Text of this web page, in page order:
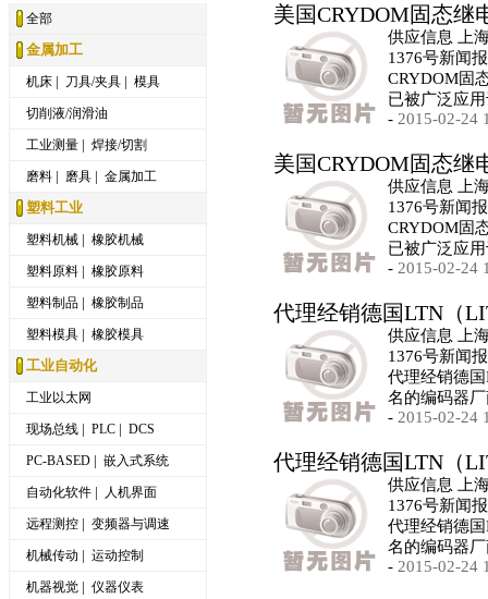
全部
金属加工
机床 | 刀具/夹具 | 模具
切削液/润滑油
工业测量 | 焊接/切割
磨料 | 磨具 | 金属加工
塑料工业
塑料机械 | 橡胶机械
塑料原料 | 橡胶原料
塑料制品 | 橡胶制品
塑料模具 | 橡胶模具
工业自动化
工业以太网
现场总线 | PLC | DCS
PC-BASED | 嵌入式系统
自动化软件 | 人机界面
远程测控 | 变频器与调速
机械传动 | 运动控制
机器视觉 | 仪器仪表
美国CRYDOM固态继
供应信息 上
1376号新闻
CRYDOM固
已被广泛应
- 2015-02-24
美国CRYDOM固态继
供应信息 上
1376号新闻
CRYDOM固
已被广泛应
- 2015-02-24
代理经销德国LTN（
供应信息 上
1376号新闻
代理经销德
名的编码器
- 2015-02-24
代理经销德国LTN（
供应信息 上
1376号新闻
代理经销德
名的编码器
- 2015-02-24